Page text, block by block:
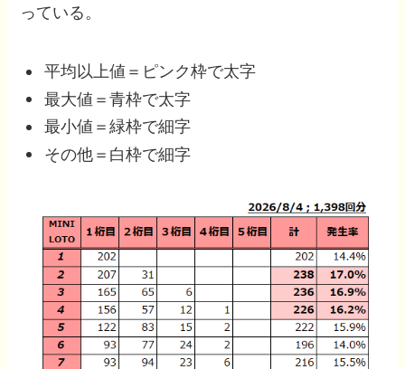
っている。
平均以上値＝ピンク枠で太字
最大値＝青枠で太字
最小値＝緑枠で細字
その他＝白枠で細字